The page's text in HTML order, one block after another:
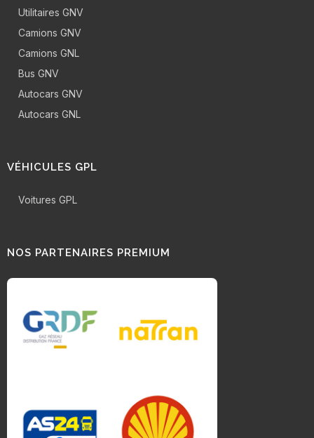
Utilitaires GNV
Camions GNV
Camions GNL
Bus GNV
Autocars GNV
Autocars GNL
VÉHICULES GPL
Voitures GPL
NOS PARTENAIRES PREMIUM